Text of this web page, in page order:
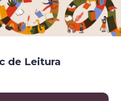
de Leitura